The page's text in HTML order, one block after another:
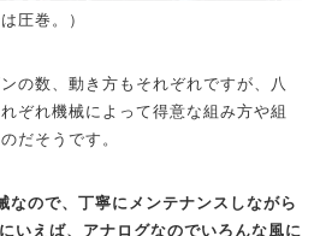
圧巻。）
の数、動き方もそれぞれですが、八
ぞれ機械によって得意な組み方や組
だそうです。
なので、丁寧にメンテナンスしながら
いえば、アナログなのでいろんな風に